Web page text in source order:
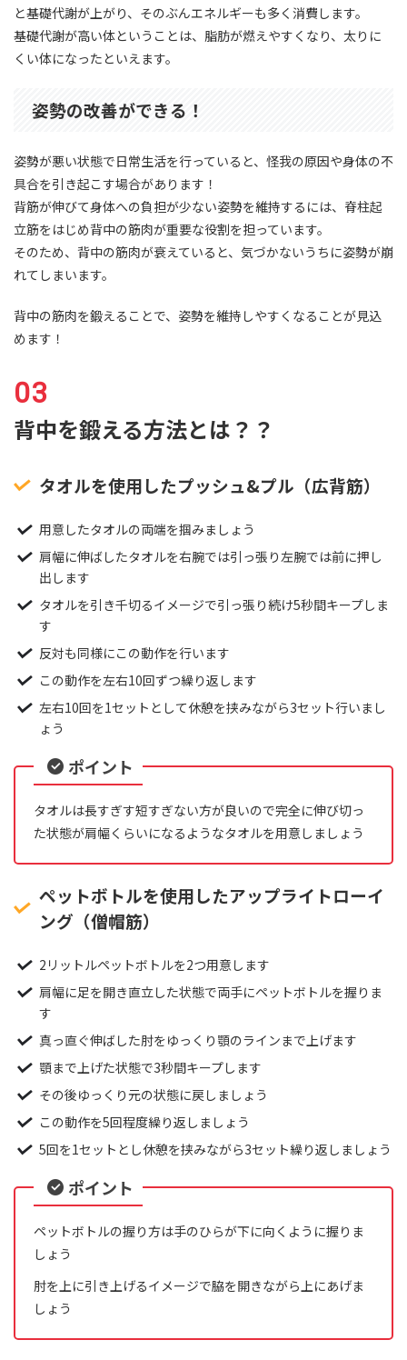
と基礎代謝が上がり、そのぶんエネルギーも多く消費します。
基礎代謝が高い体ということは、脂肪が燃えやすくなり、太りに
くい体になったといえます。
姿勢の改善ができる！
姿勢が悪い状態で日常生活を行っていると、怪我の原因や身体の不
具合を引き起こす場合があります！
背筋が伸びて身体への負担が少ない姿勢を維持するには、脊柱起
立筋をはじめ背中の筋肉が重要な役割を担っています。
そのため、背中の筋肉が衰えていると、気づかないうちに姿勢が崩
れてしまいます。
背中の筋肉を鍛えることで、姿勢を維持しやすくなることが見込
めます！
背中を鍛える方法とは？？
タオルを使用したプッシュ&プル（広背筋）
用意したタオルの両端を掴みましょう
肩幅に伸ばしたタオルを右腕では引っ張り左腕では前に押し
出します
タオルを引き千切るイメージで引っ張り続け5秒間キープしま
す
反対も同様にこの動作を行います
この動作を左右10回ずつ繰り返します
左右10回を1セットとして休憩を挟みながら3セット行いまし
ょう
ポイント
タオルは長すぎす短すぎない方が良いので完全に伸び切っ
た状態が肩幅くらいになるようなタオルを用意しましょう
ペットボトルを使用したアップライトローイ
ング（僧帽筋）
2リットルペットボトルを2つ用意します
肩幅に足を開き直立した状態で両手にペットボトルを握りま
す
真っ直ぐ伸ばした肘をゆっくり顎のラインまで上げます
顎まで上げた状態で3秒間キープします
その後ゆっくり元の状態に戻しましょう
この動作を5回程度繰り返しましょう
5回を1セットとし休憩を挟みながら3セット繰り返しましょう
ポイント
ペットボトルの握り方は手のひらが下に向くように握りま
しょう
肘を上に引き上げるイメージで脇を開きながら上にあげま
しょう